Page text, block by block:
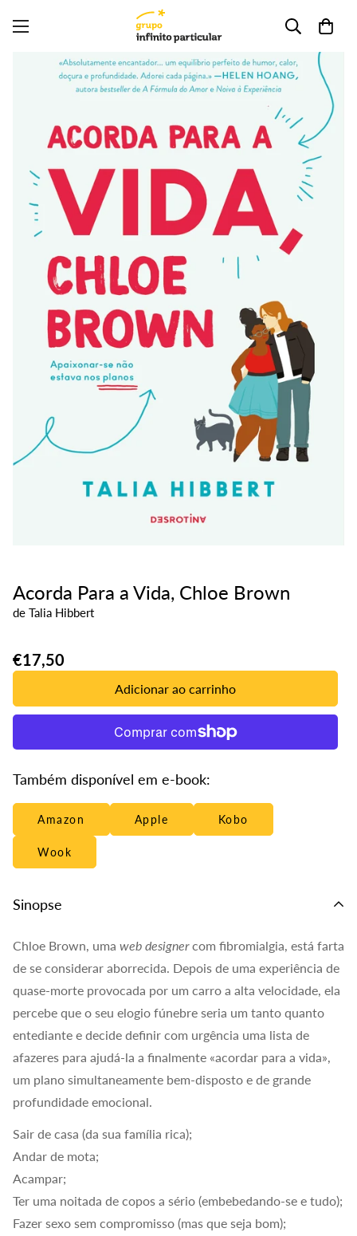
Acorda Para a Vida, Chloe Brown
de Talia Hibbert
Translation
missing:
PT.products.product.price.regular_price
€17,50
Adicionar ao carrinho
Também disponível em e-book:
Amazon Apple Kobo
Wook
Sinopse
Chloe Brown, uma web designercom fibromialgia, está farta
de se considerar aborrecida. Depois de uma experiência de
quase-morte provocada por um carro a alta velocidade, ela
percebe que o seu elogio fúnebre seria um tanto quanto
entediante e decide definir com urgência uma lista de
afazeres para ajudá-la a finalmente «acordar para a vida»,
um plano simultaneamente bem-disposto e de grande
profundidade emocional.
Sair de casa (da sua família rica);
Andar de mota;
Acampar;
Ter uma noitada de copos a sério (embebedando-se e tudo);
Fazer sexo sem compromisso (mas que seja bom);